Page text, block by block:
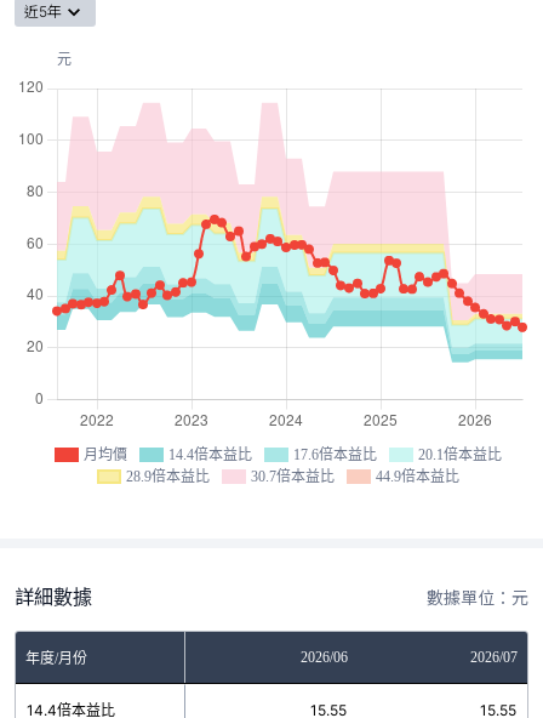
近5年
月均價 14.4倍本益比 17.6倍本益比
20.1倍本益比
28.9倍本益比
30.7倍本益比 44.9倍本益比
詳細數據 數據單位：元
年度/月份 2026/06 2026/07
14.4倍本益比 15.55 15.55